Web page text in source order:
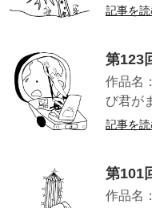
記事を
第123
作品名
び君が
記事を
第101
作品名